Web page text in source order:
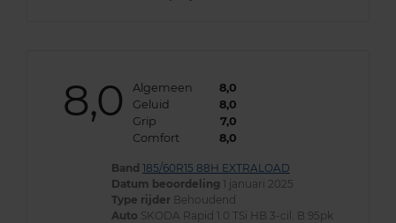
8,0 Algemeen
8,0
Geluid
8,0
Grip
7,0
Comfort
8,0
Band 185/60R15 88H EXTRALOAD
Datum beoordeling 1 januari 2025
Type rijder Behoudend
Auto SKODA Rapid 1.0 TSi HB 3-cil. B 95pk